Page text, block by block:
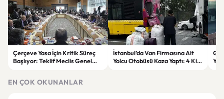
Çerçeve Yasa İçin Kritik Süreç
Başlıyor: Teklif Meclis Genel
İstanbul’da Van Firmasına Ait
Yolcu Otobüsü Kaza Yaptı: 4 Kişi
EN ÇOK OKUNANLAR